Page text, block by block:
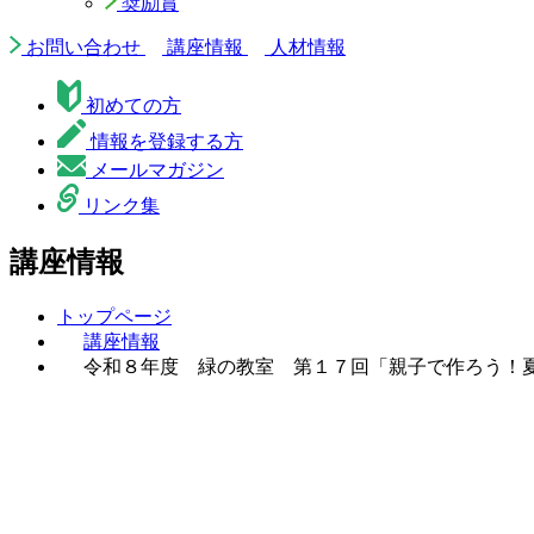
お問い合わせ 講座情報 人材情報
初めての方
情報を登録する方
メールマガジン
リンク集
講座情報
トップページ
講座情報
令和８年度 緑の教室 第１７回「親子で作ろう！夏